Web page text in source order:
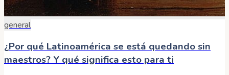
general
¿Por qué Latinoamérica se está quedando sin
maestros? Y qué significa esto para ti